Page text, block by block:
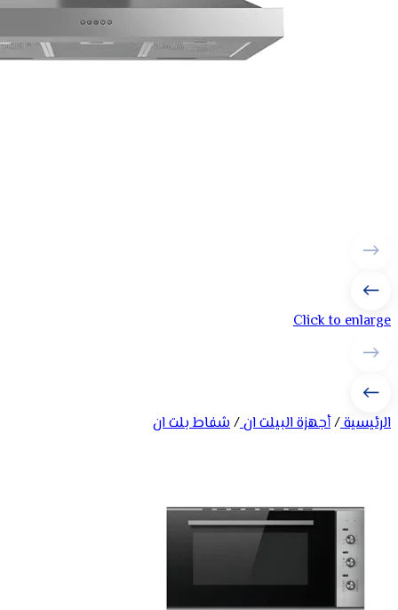
Click to enlarge
الرئيسية/أجهزة البيلت ان/شفاط بلت ان